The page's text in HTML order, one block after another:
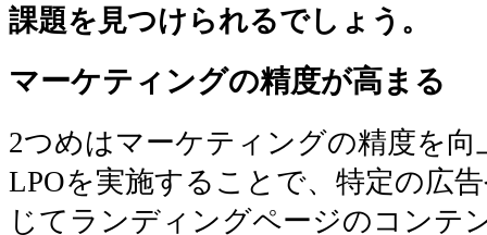
課題を見つけられるでしょう。
マーケティングの精度が高まる
2つめはマーケティングの精度を
LPOを実施することで、特定の広
じてランディングページのコンテ